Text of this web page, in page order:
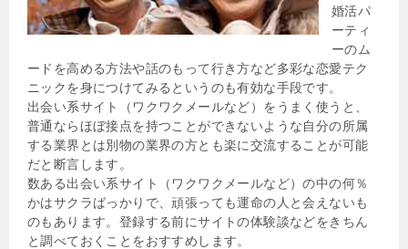
婚活パ
ーティ
ーのム
ードを高める方法や話のもって行き方など多彩な恋愛テク
ニックを身につけてみるというのも有効な手段です。
出会い系サイト（ワクワクメールなど）をうまく使うと、
普通ならほぼ接点を持つことができないような自分の所属
する業界とは別物の業界の方とも楽に交流することが可能
だと断言します。
数ある出会い系サイト（ワクワクメールなど）の中の何％
かはサクラばっかりで、頑張っても運命の人と会えないも
のもあります。登録する前にサイトの体験談などをきちん
と調べておくことをおすすめします。